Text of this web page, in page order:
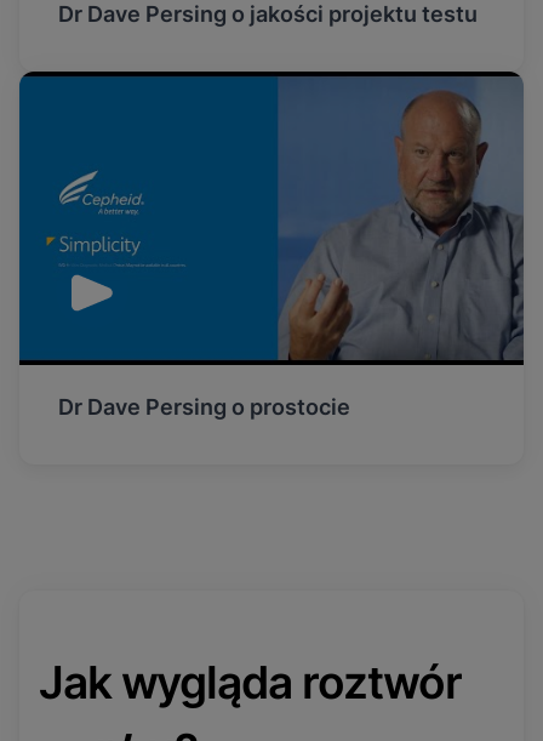
Dr Dave Persing o jakości projektu testu
Dr Dave Persing o prostocie
Jak wygląda roztwór